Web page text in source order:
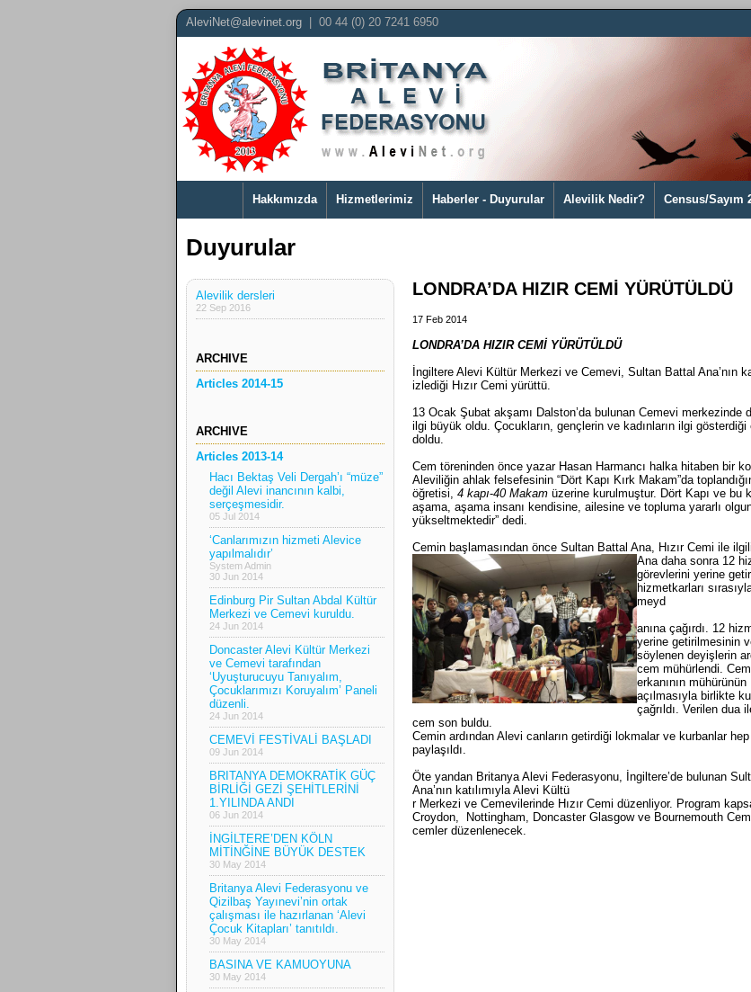
AleviNet@alevinet.org | 00 44 (0) 20 7241 6950
Hakkımızda Hizmetlerimiz Haberler - Duyurular Alevilik Nedir? Census/Sayım
Duyurular
Alevilik dersleri
22 Sep 2016
ARCHIVE
Articles 2014-15
ARCHIVE
Articles 2013-14
Hacı Bektaş Veli Dergah’ı “müze”
değil Alevi inancının kalbi,
serçeşmesidir.
05 Jul 2014
‘Canlarımızın hizmeti Alevice
yapılmalıdır’
System Admin
30 Jun 2014
Edinburg Pir Sultan Abdal Kültür
Merkezi ve Cemevi kuruldu.
24 Jun 2014
Doncaster Alevi Kültür Merkezi
ve Cemevi tarafından
‘Uyuşturucuyu Tanıyalım,
Çocuklarımızı Koruyalım’ Paneli
düzenli.
24 Jun 2014
CEMEVİ FESTİVALİ BAŞLADI
09 Jun 2014
BRITANYA DEMOKRATİK GÜÇ
BİRLİĞİ GEZİ ŞEHİTLERİNİ
1.YILINDA ANDI
06 Jun 2014
İNGİLTERE’DEN KÖLN
MİTİNĞİNE BÜYÜK DESTEK
30 May 2014
Britanya Alevi Federasyonu ve
Qizilbaş Yayınevi’nin ortak
çalışması ile hazırlanan ‘Alevi
Çocuk Kitapları’ tanıtıldı.
30 May 2014
BASINA VE KAMUOYUNA
30 May 2014
LONDRA’DA HIZIR CEMİ YÜRÜTÜLDÜ
17 Feb 2014
LONDRA’DA HIZIR CEMİ YÜRÜTÜLDÜ
İngiltere Alevi Kültür Merkezi ve Cemevi, Sultan Battal Ana’nın
izlediği Hızır Cemi yürüttü.
13 Ocak Şubat akşamı Dalston’da bulunan Cemevi merkezinde
ilgi büyük oldu. Çocukların, gençlerin ve kadınların ilgi gösterdiği
doldu.
Cem töreninden önce yazar Hasan Harmancı halka hitaben bir
Aleviliğin ahlak felsefesinin “Dört Kapı Kırk Makam”da
öğretisi, 4 kapı-40 Makam üzerine kurulmuştur. Dört Kapı ve bu
aşama, aşama insanı kendisine, ailesine ve topluma yararlı
yükseltmektedir” dedi.
Cemin başlamasından önce Sultan Battal Ana, Hızır Cemi ile
Ana daha sonra 12
görevlerini yerine
hizmetkarları
meyd
anına çağırdı. 12
yerine getirilmesinin
söylenen deyişlerin
cem mühürlendi. Cem
erkanının mühürünün
açılmasıyla birlikte
çağrıldı. Verilen dua
cem son buldu.
Cemin ardından Alevi canların getirdiği lokmalar ve kurbanlar
paylaşıldı.
Öte yandan Britanya Alevi Federasyonu, İngiltere’de bulunan
Ana’nın katılımıyla Alevi Kültü
r Merkezi ve Cemevilerinde Hızır Cemi düzenliyor. Program
Croydon, Nottingham, Doncaster Glasgow ve Bournemouth
cemler düzenlenecek.